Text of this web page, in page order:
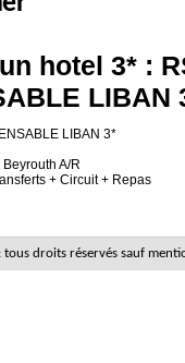
hotel 3* :
LIBAN
LIBAN 3*
Beyrouth A/R
+ Circuit + Repas
: tous droits réservés sauf